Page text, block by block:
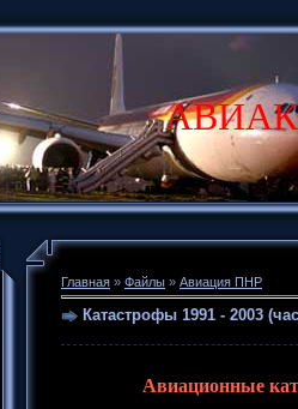
Главная » Файлы » Авиация ПНР
Катастрофы 1991 - 2003
Авиационные